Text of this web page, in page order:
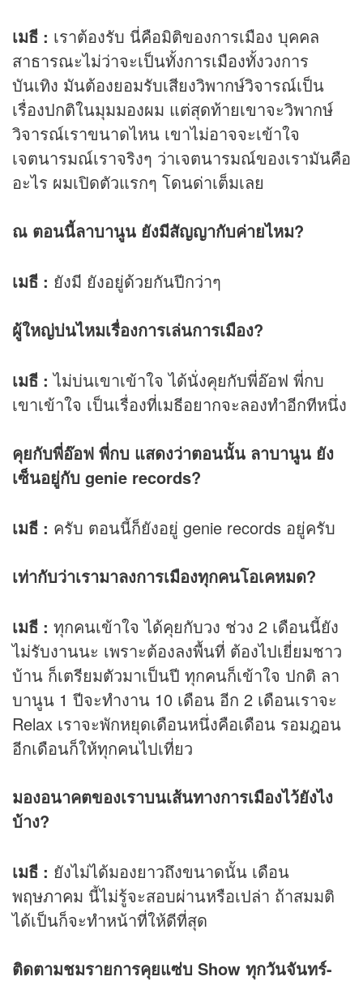
เมธี : เราต้องรับ นี่คือมิติของการเมือง บุคคล
สาธารณะไม่ว่าจะเป็นทั้งการเมืองทั้งวงการ
บันเทิง มันต้องยอมรับเสียงวิพากษ์วิจารณ์เป็น
เรื่องปกติในมุมมองผม แต่สุดท้ายเขาจะวิพากษ์
วิจารณ์เราขนาดไหน เขาไม่อาจจะเข้าใจ
เจตนารมณ์เราจริงๆ ว่าเจตนารมณ์ของเรามันคือ
อะไร ผมเปิดตัวแรกๆ โดนด่าเต็มเลย
ณ ตอนนี้ลาบานูน ยังมีสัญญากับค่ายไหม?
เมธี : ยังมี ยังอยู่ด้วยกันปีกว่าๆ
ผู้ใหญ่บ่นไหมเรื่องการเล่นการเมือง?
เมธี : ไม่บ่นเขาเข้าใจ ได้นั่งคุยกับพี่อ๊อฟ พี่กบ
เขาเข้าใจ เป็นเรื่องที่เมธีอยากจะลองทำอีกทีหนึ่ง
คุยกับพี่อ๊อฟ พี่กบ แสดงว่าตอนนั้น ลาบานูน ยัง
เซ็นอยู่กับ genie records?
เมธี : ครับ ตอนนี้ก็ยังอยู่ genie records อยู่ครับ
เท่ากับว่าเรามาลงการเมืองทุกคนโอเคหมด?
เมธี : ทุกคนเข้าใจ ได้คุยกับวง ช่วง 2 เดือนนี้ยัง
ไม่รับงานนะ เพราะต้องลงพื้นที่ ต้องไปเยี่ยมชาว
บ้าน ก็เตรียมตัวมาเป็นปี ทุกคนก็เข้าใจ ปกติ ลา
บานูน 1 ปีจะทำงาน 10 เดือน อีก 2 เดือนเราจะ
Relax เราจะพักหยุดเดือนหนึ่งคือเดือน รอมฎอน
อีกเดือนก็ให้ทุกคนไปเที่ยว
มองอนาคตของเราบนเส้นทางการเมืองไว้ยังไง
บ้าง?
เมธี : ยังไม่ได้มองยาวถึงขนาดนั้น เดือน
พฤษภาคม นี้ไม่รู้จะสอบผ่านหรือเปล่า ถ้าสมมติ
ได้เป็นก็จะทำหน้าที่ให้ดีที่สุด
ติดตามชมรายการคุยแซ่บ Show ทุกวันจันทร์-